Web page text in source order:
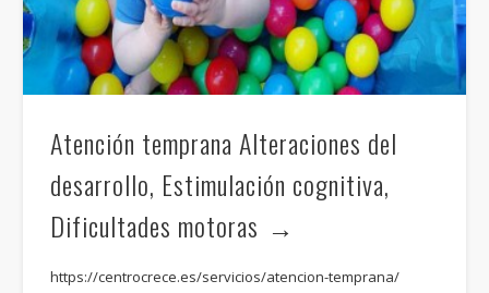
Atención temprana Alteraciones del
desarrollo, Estimulación cognitiva,
Dificultades motoras
https://centrocrece.es/servicios/atencion-temprana/